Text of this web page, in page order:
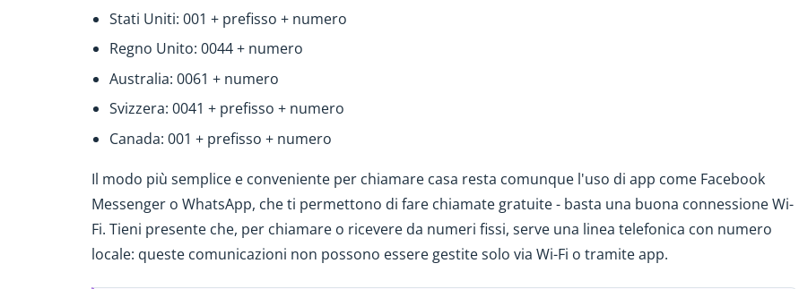
Stati Uniti: 001 + prefisso + numero
Regno Unito: 0044 + numero
Australia: 0061 + numero
Svizzera: 0041 + prefisso + numero
Canada: 001 + prefisso + numero
Il modo più semplice e conveniente per chiamare casa resta comunque l'uso di app come Facebook
Messenger o WhatsApp, che ti permettono di fare chiamate gratuite - basta una buona connessione Wi-
Fi. Tieni presente che, per chiamare o ricevere da numeri fissi, serve una linea telefonica con numero
locale: queste comunicazioni non possono essere gestite solo via Wi-Fi o tramite app.